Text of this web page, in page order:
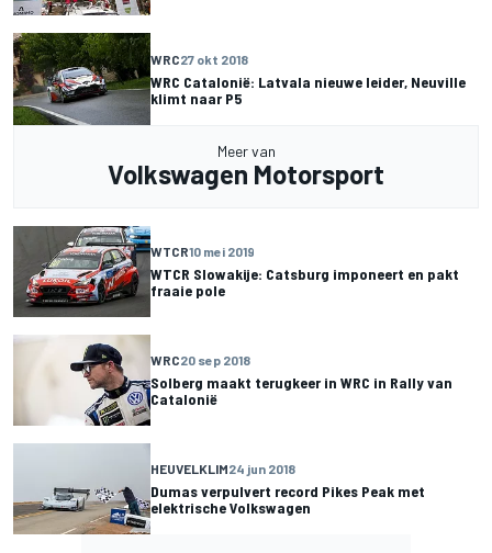
WRC27 okt 2018
WRC Catalonië: Latvala nieuwe leider, Neuville
klimt naar P5
Meer van
Volkswagen Motorsport
WTCR10 mei 2019
WTCR Slowakije: Catsburg imponeert en pakt
fraaie pole
WRC20 sep 2018
Solberg maakt terugkeer in WRC in Rally van
Catalonië
HEUVELKLIM24 jun 2018
Dumas verpulvert record Pikes Peak met
elektrische Volkswagen